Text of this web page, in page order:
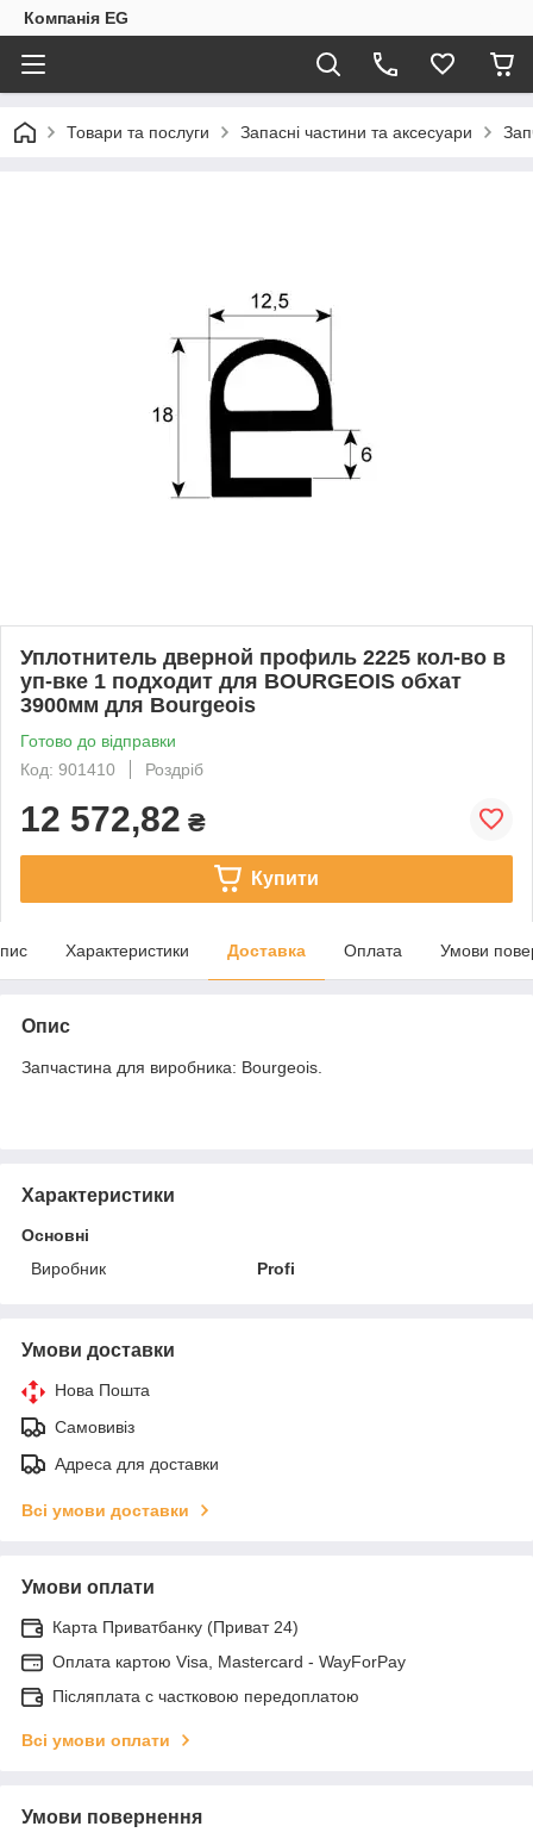
Компанія EG
Товари та послуги Запасні частини та аксесуари
Уплотнитель дверной профиль 2225 кол-во в
уп-вке 1 подходит для BOURGEOIS обхат
3900мм для Bourgeois
Готово до відправки
Код: 901410
Роздріб
12 572,82 ₴
Купити
Характеристики Доставка Оплата Умови
Опис
Запчастина для виробника: Bourgeois.
Характеристики
Основні
Виробник
Profi
Умови доставки
Нова Пошта
Самовивіз
Адреса для доставки
Всі умови доставки
Умови оплати
Карта Приватбанку (Приват 24)
Оплата картою Visa, Mastercard - WayForPay
Післяплата с частковою передоплатою
Всі умови оплати
Умови повернення